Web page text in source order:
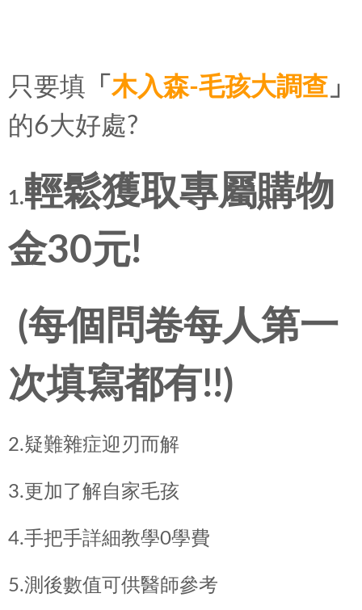
只要填 「 木入森-毛孩大調查 」
的6大好處?
1.輕鬆獲取專屬購物
金30元!
(每個問卷每人第一
次填寫都有!!)
2.疑難雜症迎刃而解
3.更加了解自家毛孩
4.手把手詳細教學0學費
5.測後數值可供醫師參考